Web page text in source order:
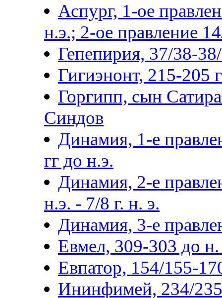
Аспург, 1-ое
н.э.; 2-ое правление
Гепепирия, 37/38-
Гигиэнонт, 215-205
Горгипп, сын
Синдов
Динамия, 1-е
гг до н.э.
Динамия, 2-е
н.э. - 7/8 г. н. э.
Динамия, 3-е
Евмел, 309-303 до н.
Евпатор, 154/155-
Ининфимей, 234/